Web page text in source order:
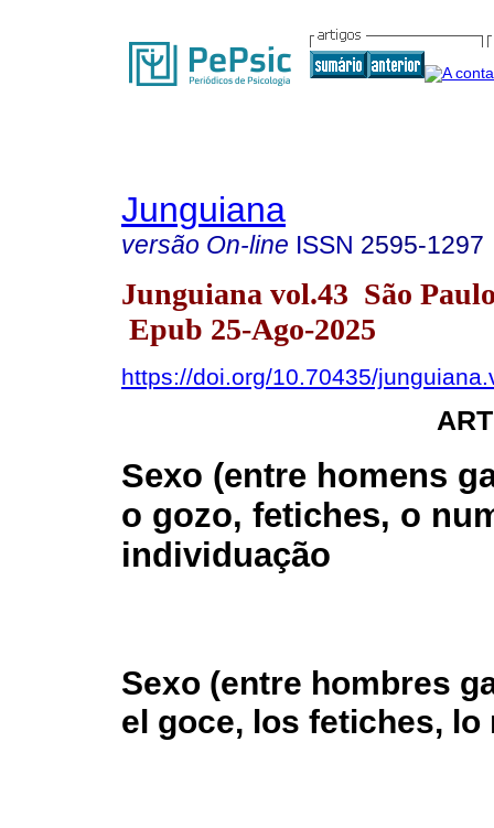
Junguiana
versão On-line ISSN 2595-1297
Junguiana vol.43 São
Epub 25-Ago-2025
https://doi.org/10.70435/
Sexo (entre homens
o gozo, fetiches, o
individuação
Sexo (entre hombres
el goce, los fetiches,